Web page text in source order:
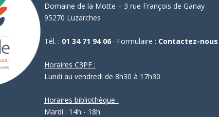
Domaine de la Motte – 3 rue François de Ganay
95270 Luzarches
Tél. : 01 34 71 94 06· Formulaire : Contactez-nous
Horaires C3PF :
Lundi au vendredi de 8h30 à 17h30
Horaires bibliothèque :
Mardi : 14h - 18h